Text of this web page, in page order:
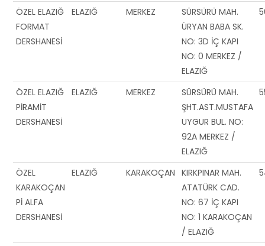
ÖZEL ELAZIĞ
FORMAT
DERSHANESİ
ELAZIĞ MERKEZ
SÜRSÜRÜ MAH.
ÜRYAN BABA SK.
NO: 3D İÇ KAPI
NO: 0 MERKEZ /
ELAZIĞ
ÖZEL ELAZIĞ
PİRAMİT
DERSHANESİ
ELAZIĞ MERKEZ
SÜRSÜRÜ MAH.
ŞHT.AST.MUSTAFA
UYGUR BUL. NO:
92A MERKEZ /
ELAZIĞ
ÖZEL
KARAKOÇAN
Pİ ALFA
DERSHANESİ
ELAZIĞ KARAKOÇAN
KIRKPINAR MAH.
ATATÜRK CAD.
NO: 67 İÇ KAPI
NO: 1 KARAKOÇAN
/ ELAZIĞ